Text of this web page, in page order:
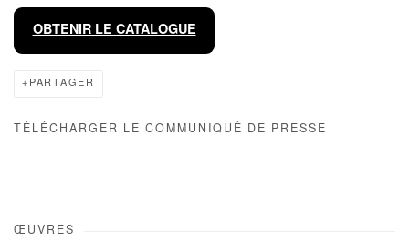
OBTENIR LE CATALOGUE
PARTAGER
TÉLÉCHARGER LE COMMUNIQUÉ DE PRESSE
ŒUVRES